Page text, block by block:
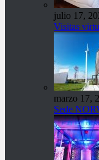
julio 17,
Visitas
marzo 17,
Sede